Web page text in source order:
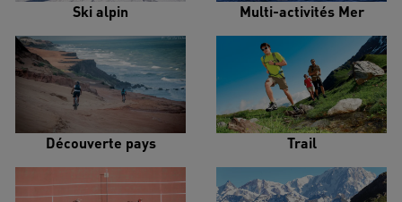
Ski alpin Multi-activités Mer
Découverte pays Trail